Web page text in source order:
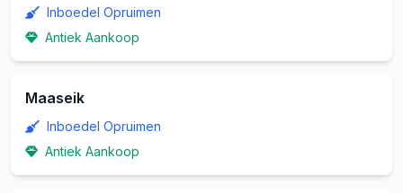
Inboedel Opruimen
Antiek Aankoop
Maaseik
Inboedel Opruimen
Antiek Aankoop